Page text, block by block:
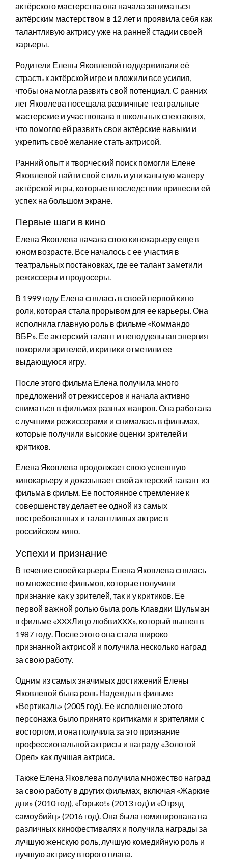
актёрского мастерства она начала заниматься
актёрским мастерством в 12 лет и проявила себя как
талантливую актрису уже на ранней стадии своей
карьеры.
Родители Елены Яковлевой поддерживали её
страсть к актёрской игре и вложили все усилия,
чтобы она могла развить свой потенциал. С ранних
лет Яковлева посещала различные театральные
мастерские и участвовала в школьных спектаклях,
что помогло ей развить свои актёрские навыки и
укрепить своё желание стать актрисой.
Ранний опыт и творческий поиск помогли Елене
Яковлевой найти свой стиль и уникальную манеру
актёрской игры, которые впоследствии принесли ей
успех на большом экране.
Первые шаги в кино
Елена Яковлева начала свою кинокарьеру еще в
юном возрасте. Все началось с ее участия в
театральных постановках, где ее талант заметили
режиссеры и продюсеры.
В 1999 году Елена снялась в своей первой кино
роли, которая стала прорывом для ее карьеры. Она
исполнила главную роль в фильме «Коммандо
ВБР». Ее актерский талант и неподдельная энергия
покорили зрителей, и критики отметили ее
выдающуюся игру.
После этого фильма Елена получила много
предложений от режиссеров и начала активно
сниматься в фильмах разных жанров. Она работала
с лучшими режиссерами и снималась в фильмах,
которые получили высокие оценки зрителей и
критиков.
Елена Яковлева продолжает свою успешную
кинокарьеру и доказывает свой актерский талант из
фильма в фильм. Ее постоянное стремление к
совершенству делает ее одной из самых
востребованных и талантливых актрис в
российском кино.
Успехи и признание
В течение своей карьеры Елена Яковлева снялась
во множестве фильмов, которые получили
признание как у зрителей, так и у критиков. Ее
первой важной ролью была роль Клавдии Шульман
в фильме «XXXЛицо любвиXXX», который вышел в
1987 году. После этого она стала широко
признанной актрисой и получила несколько наград
за свою работу.
Одним из самых значимых достижений Елены
Яковлевой была роль Надежды в фильме
«Вертикаль» (2005 год). Ее исполнение этого
персонажа было принято критиками и зрителями с
восторгом, и она получила за это признание
профессиональной актрисы и награду «Золотой
Орел» как лучшая актриса.
Также Елена Яковлева получила множество наград
за свою работу в других фильмах, включая «Жаркие
дни» (2010 год), «Горько!» (2013 год) и «Отряд
самоубийц» (2016 год). Она была номинирована на
различных кинофестивалях и получила награды за
лучшую женскую роль, лучшую комедийную роль и
лучшую актрису второго плана.